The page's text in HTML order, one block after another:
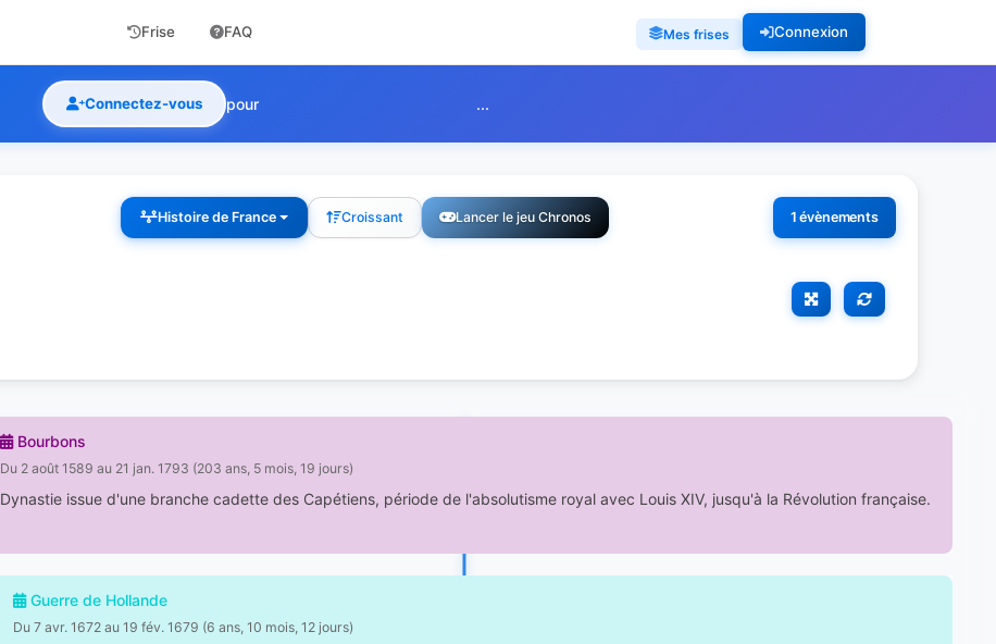
Mes frises Connexion
Frise FAQ
Connectez-vous pour ...
1 évènements
Histoire de France Croissant Lancer le jeu Chronos
Bourbons
Du 2 août 1589 au 21 jan. 1793 (203 ans, 5 mois, 19 jours)
Dynastie issue d'une branche cadette des Capétiens, période de l'absolutisme royal avec Louis XIV, jusqu'à la Révolution française.
Guerre de Hollande
Du 7 avr. 1672 au 19 fév. 1679 (6 ans, 10 mois, 12 jours)